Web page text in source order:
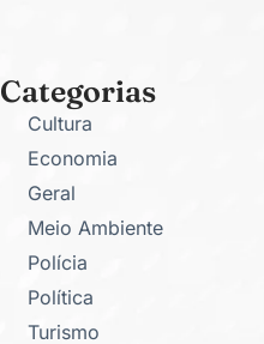
Categorias
Cultura
Economia
Geral
Meio Ambiente
Polícia
Política
Turismo